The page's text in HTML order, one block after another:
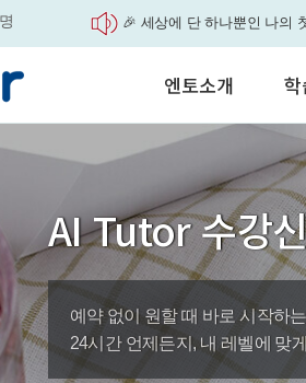
🎉 세상에 단 하나뿐인 나의
'Story Me' 오픈이벤트
실력을 동시에 잡으세요
원터치 스케줄관리로 결석 없
영자신문이 개인 맞춤형 뉴
었습니다.
엔토영어 학습앱 '지원이'가
로 다시 태어났습니다.
미 G1
가기
학습방법
강사소개
회사소개
엔토소개
AI Tutor 수강
예약 없이 원할 때 바로 시작하
24시간 언제든지, 내 레벨에 맞